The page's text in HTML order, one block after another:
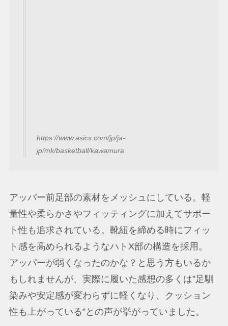
https://www.asics.com/jp/ja-
jp/mk/basketball/kawamura
アッパー前足部の素材をメッシュにしている。軽
量性や柔らかさやフィッティングに加えてサポー
ト性も追求されている。靴紐を締める時にフィッ
ト感を高められるようなハトX部の構造を採用。
アッパーが弱くなったのかな？と思う方もいるか
もしれませんが、実際に履いた感想の多くは”足馴
染みや安定感が変わらずに軽くなり、クッション
性も上がっている”との声が挙がっていました。